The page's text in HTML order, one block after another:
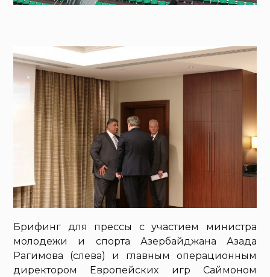
Брифинг для прессы с участием министра
молодежи и спорта Азербайджана Азада
Рагимова (слева) и главным операционным
директором Европейских игр Саймоном